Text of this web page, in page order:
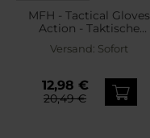
MFH - Tactical Gloves
Action - Taktische
Handschuhe - Black
Versand: Sofort
12,98 €
20,49 €